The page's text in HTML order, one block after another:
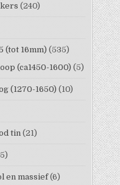
(240)
(tot 16mm) (535)
(ca1450-1600) (5)
(1270-1650) (10)
tin (21)
en massief (6)